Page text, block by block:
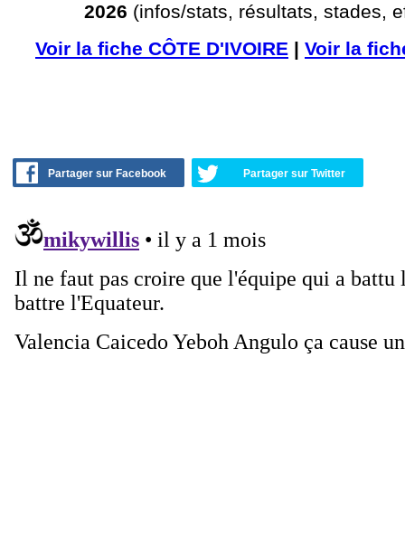
2026 (infos/stats, résultats, stades,
Voir la fiche CÔTE D'IVOIRE | Voir la
Partager sur Facebook Partager sur Twitter